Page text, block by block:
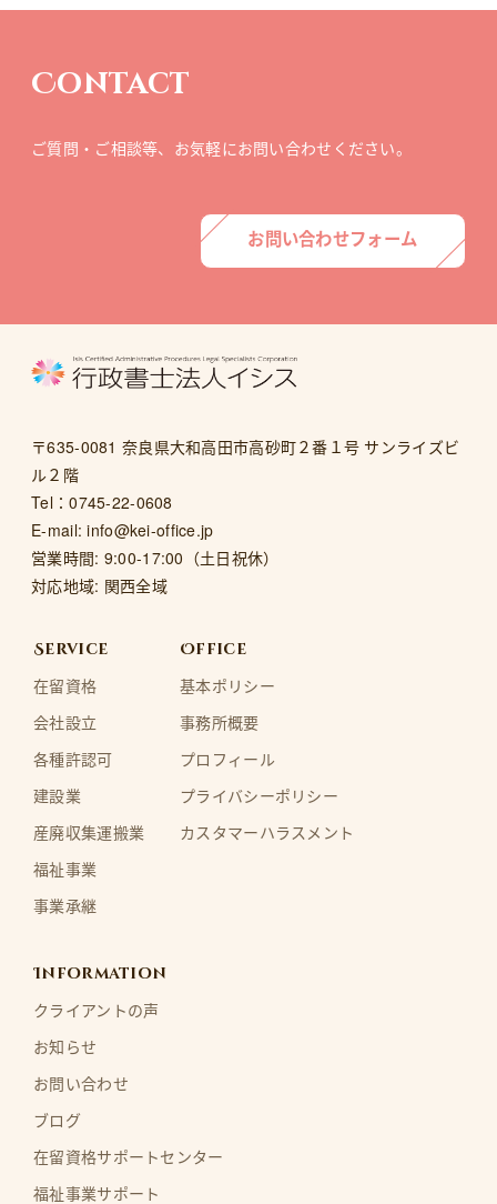
Contact
ご質問・ご相談等、 お気軽にお問い合わせください。
お問い合わせフォーム
〒635-0081 奈良県大和高田市高砂町２番１号 サンライズビ
ル２階
Tel：0745-22-0608
E-mail:info@kei-office.jp
営業時間: 9:00-17:00（土日祝休）
対応地域: 関西全域
Service
在留資格
会社設立
各種許認可
建設業
産廃収集運搬業
福祉事業
事業承継
Office
基本ポリシー
事務所概要
プロフィール
プライバシーポリシー
カスタマーハラスメント
Information
クライアントの声
お知らせ
お問い合わせ
ブログ
在留資格サポートセンター
福祉事業サポート